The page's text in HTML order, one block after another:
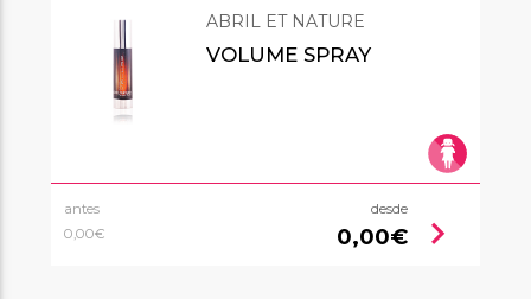
ABRIL ET NATURE
VOLUME SPRAY
antes
0,00€
desde
0,00€ chevron_right